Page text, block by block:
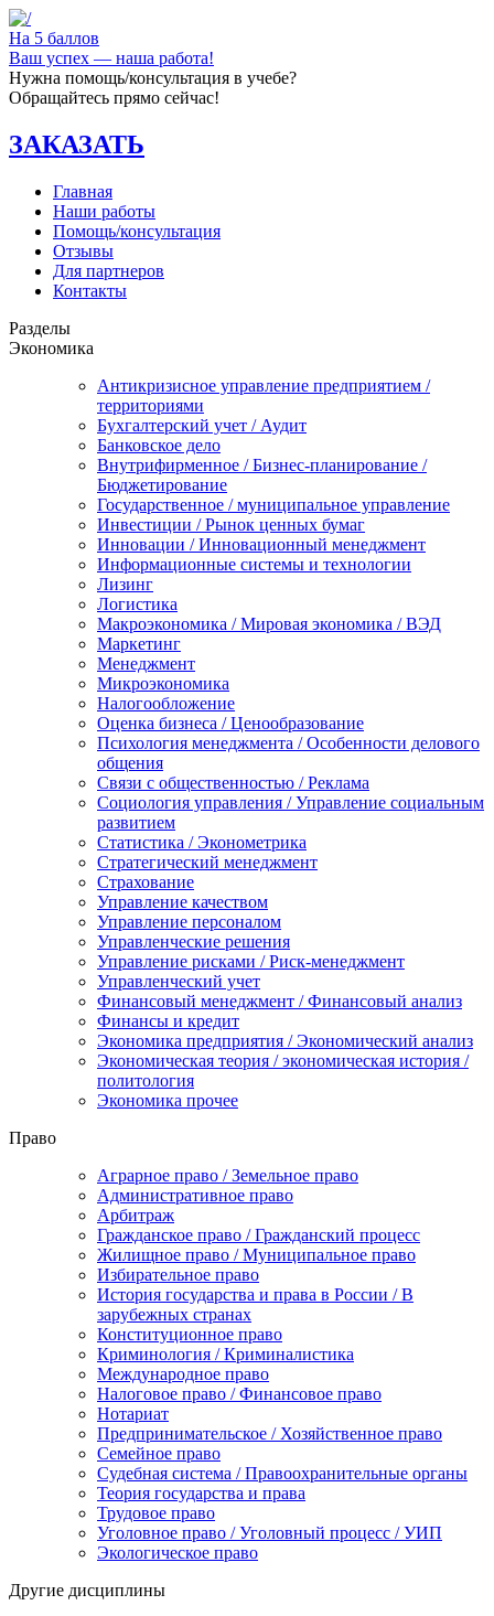
На 5 баллов
Ваш успех — наша работа!
Нужна помощь/консультация в учебе?
Обращайтесь прямо сейчас!
ЗАКАЗАТЬ
Главная
Наши работы
Помощь/консультация
Отзывы
Для партнеров
Контакты
Разделы
Экономика
Антикризисное управление предприятием /
территориями
Бухгалтерский учет / Аудит
Банковское дело
Внутрифирменное / Бизнес-планирование /
Бюджетирование
Государственное / муниципальное управление
Инвестиции / Рынок ценных бумаг
Инновации / Инновационный менеджмент
Информационные системы и технологии
Лизинг
Логистика
Макроэкономика / Мировая экономика / ВЭД
Маркетинг
Менеджмент
Микроэкономика
Налогообложение
Оценка бизнеса / Ценообразование
Психология менеджмента / Особенности делового
общения
Связи с общественностью / Реклама
Социология управления / Управление социальным
развитием
Статистика / Эконометрика
Стратегический менеджмент
Страхование
Управление качеством
Управление персоналом
Управленческие решения
Управление рисками / Риск-менеджмент
Управленческий учет
Финансовый менеджмент / Финансовый анализ
Финансы и кредит
Экономика предприятия / Экономический анализ
Экономическая теория / экономическая история /
политология
Экономика прочее
Право
Аграрное право / Земельное право
Административное право
Арбитраж
Гражданское право / Гражданский процесс
Жилищное право / Муниципальное право
Избирательное право
История государства и права в России / В
зарубежных странах
Конституционное право
Криминология / Криминалистика
Международное право
Налоговое право / Финансовое право
Нотариат
Предпринимательское / Хозяйственное право
Семейное право
Судебная система / Правоохранительные органы
Теория государства и права
Трудовое право
Уголовное право / Уголовный процесс / УИП
Экологическое право
Другие дисциплины